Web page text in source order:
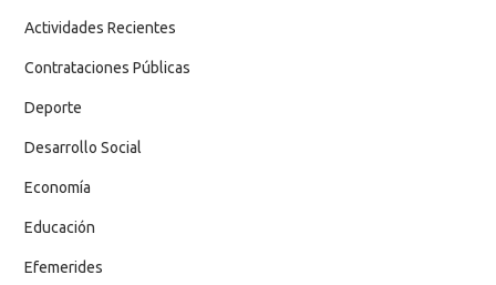
Actividades Recientes
Contrataciones Públicas
Deporte
Desarrollo Social
Economía
Educación
Efemerides